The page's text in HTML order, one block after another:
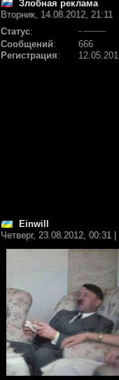
Злобная реклама
Вторник, 14.08.2012, 21:11
Статус:
Сообщений:
666
Регистрация:
Einwill
Четверг, 23.08.2012, 00:31